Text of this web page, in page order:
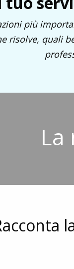
più
risolve, quali
La